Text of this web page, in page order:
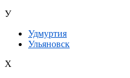
У
Удмуртия
Ульяновск
Х